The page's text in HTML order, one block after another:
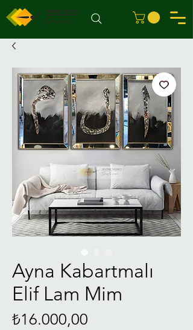
Ayna Kabartmalı
Elif Lam Mim
₺16.000,00